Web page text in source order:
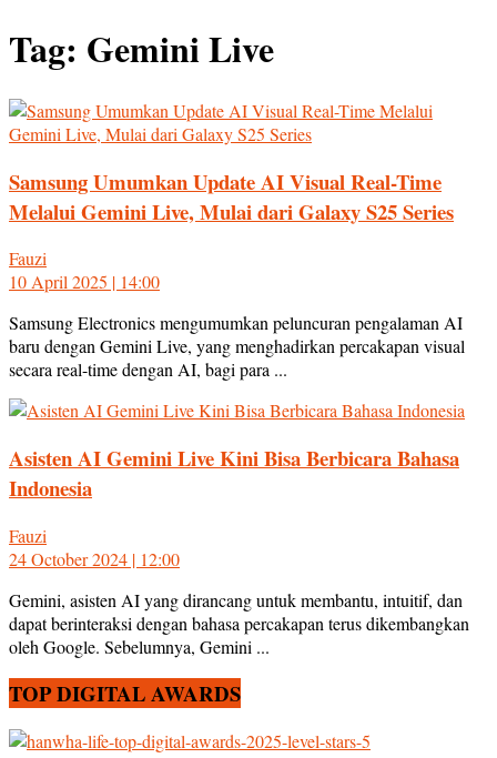
Tag: Gemini Live
Samsung Umumkan Update AI Visual Real-Time
Melalui Gemini Live, Mulai dari Galaxy S25 Series
Fauzi
10 April 2025 | 14:00
Samsung Electronics mengumumkan peluncuran pengalaman AI
baru dengan Gemini Live, yang menghadirkan percakapan visual
secara real-time dengan AI, bagi para ...
Asisten AI Gemini Live Kini Bisa Berbicara Bahasa
Indonesia
Fauzi
24 October 2024 | 12:00
Gemini, asisten AI yang dirancang untuk membantu, intuitif, dan
dapat berinteraksi dengan bahasa percakapan terus dikembangkan
oleh Google. Sebelumnya, Gemini ...
TOP DIGITAL AWARDS